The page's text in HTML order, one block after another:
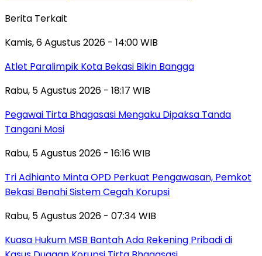
Berita Terkait
Kamis, 6 Agustus 2026 - 14:00 WIB
Atlet Paralimpik Kota Bekasi Bikin Bangga
Rabu, 5 Agustus 2026 - 18:17 WIB
Pegawai Tirta Bhagasasi Mengaku Dipaksa Tanda
Tangani Mosi
Rabu, 5 Agustus 2026 - 16:16 WIB
Tri Adhianto Minta OPD Perkuat Pengawasan, Pemkot
Bekasi Benahi Sistem Cegah Korupsi
Rabu, 5 Agustus 2026 - 07:34 WIB
Kuasa Hukum MSB Bantah Ada Rekening Pribadi di